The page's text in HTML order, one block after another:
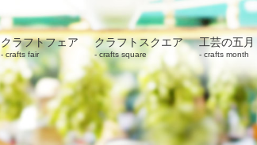
クラフトフェア
crafts fair
クラフトスクエア
crafts square
工芸の五月
crafts month